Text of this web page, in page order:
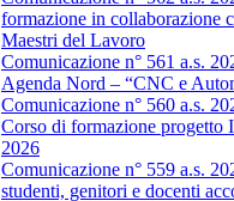
formazione in collaborazione
Maestri del Lavoro
Comunicazione n° 561 a.s.
Agenda Nord – “CNC e
Comunicazione n° 560 a.s.
Corso di formazione progetto
2026
Comunicazione n° 559 a.s.
studenti, genitori e docenti